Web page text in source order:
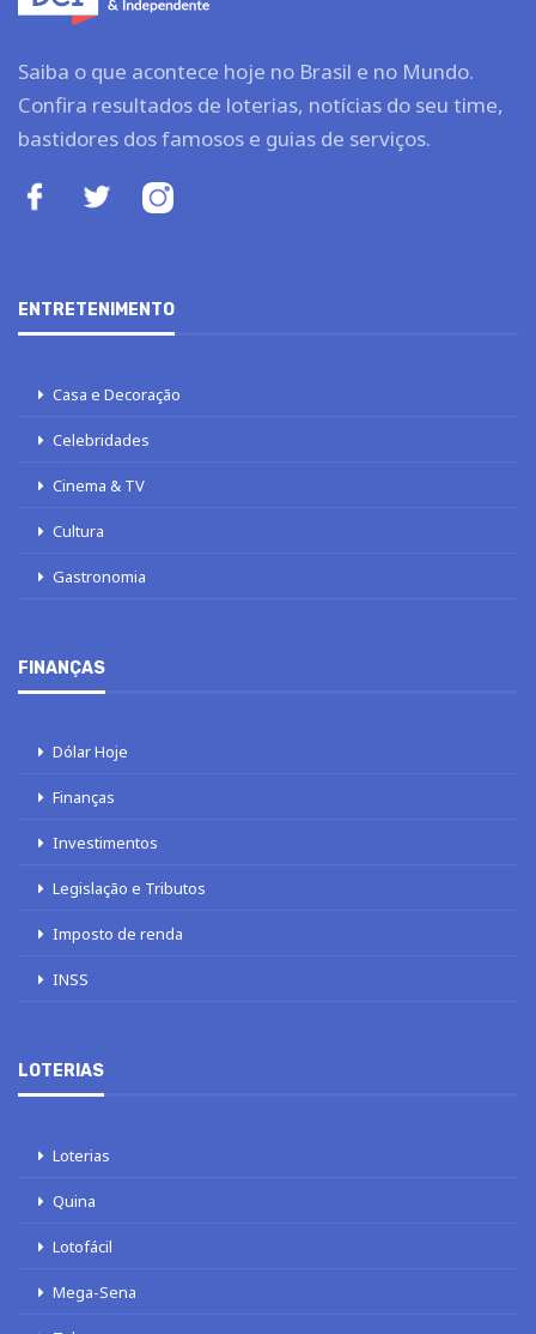
Saiba o que acontece hoje no Brasil e no Mundo.
Confira resultados de loterias, notícias do seu time,
bastidores dos famosos e guias de serviços.
ENTRETENIMENTO
Casa e Decoração
Celebridades
Cinema & TV
Cultura
Gastronomia
FINANÇAS
Dólar Hoje
Finanças
Investimentos
Legislação e Tributos
Imposto de renda
INSS
LOTERIAS
Loterias
Quina
Lotofácil
Mega-Sena